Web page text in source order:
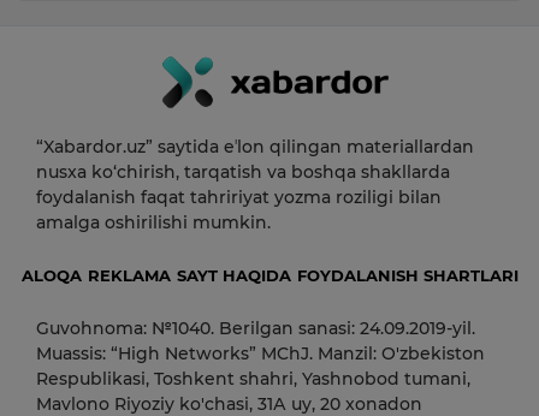
“Xabardor.uz” saytida eʼlon qilingan materiallardan
nusxa ko‘chirish, tarqatish va boshqa shakllarda
foydalanish faqat tahririyat yozma roziligi bilan
amalga oshirilishi mumkin.
ALOQA REKLAMA SAYT HAQIDA FOYDALANISH SHARTLARI
Guvohnoma: №1040. Berilgan sanasi: 24.09.2019-yil.
Muassis: “High Networks” MChJ. Manzil: O'zbekiston
Respublikasi, Toshkent shahri, Yashnobod tumani,
Mavlono Riyoziy ko'chasi, 31А uy, 20 xonadon